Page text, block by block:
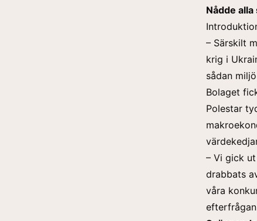
Nådde alla
– Särskilt
krig i
sådan
Bolaget
Polestar
– Vi gick
drabbats
våra